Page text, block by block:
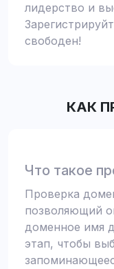
лидерство и
свободен!
КАК
Что такое
Проверка
позволяющий
доменное имя
этап, чтобы